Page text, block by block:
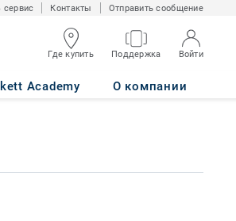
сервис Контакты Отправить сообщение
Где купить Поддержка Войти
Academy О компании